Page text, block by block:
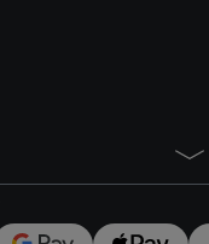
Lidl Plus, możemy
wymienionych
następnie
użytkownika w
my i jeden z innych
Użytkownik upoważnia